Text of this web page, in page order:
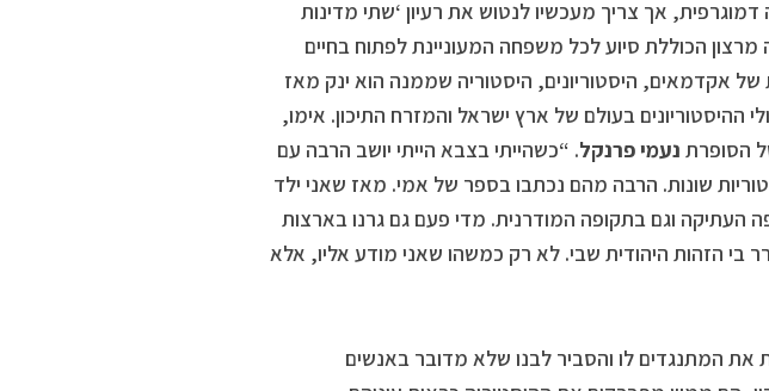
אך צריך מעכשיו לנטוש את רעיון ‘שתי מדינות
מרצון הכוללת סיוע לכל משפחה המעוניינת לפתוח בחיים
של אקדמאים, היסטוריונים, היסטוריה שממנה הוא ינק מאז
ההיסטוריונים בעולם של ארץ ישראל והמזרח התיכון. אימו,
הסופרת נעמי פרנקל. “כשהייתי בצבא הייתי יושב הרבה עם
שונות. הרבה מהם נכתבו בספר של אמי. מאז שאני ילד
העתיקה וגם בתקופה המודרנית. מדי פעם גם גרנו בארצות
12-13 החלה להתעורר בי הזהות היהודית שבי. לא רק כמשהו שאני מודע אליו, אלא
את המתנגדים לו והסביר לבנו שלא מדובר באנשים